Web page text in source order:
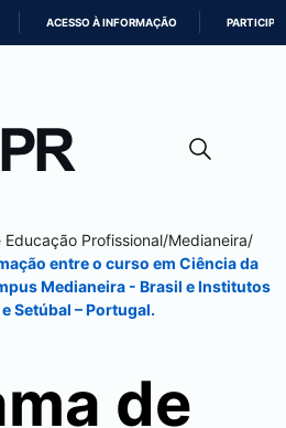
CONTEÚDO
ACESSO À INFORMAÇÃO PARTICIPE
Educação Profissional/Medianeira/
entre o curso em Ciência da
Medianeira - Brasil e Institutos
Setúbal – Portugal.
de